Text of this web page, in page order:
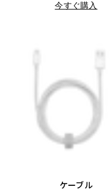
今すぐ購入
ケーブル